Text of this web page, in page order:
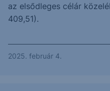
az elsődleges célár
409,51).
2025. február 4.